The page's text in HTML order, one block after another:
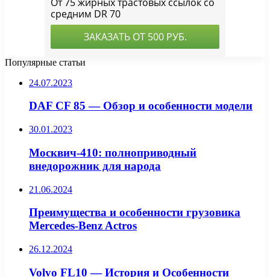
Популярные статьи
24.07.2023
DAF CF 85 — Обзор и особенности модели
30.01.2023
Москвич-410: полноприводный
внедорожник для народа
21.06.2024
Преимущества и особенности грузовика
Mercedes-Benz Actros
26.12.2024
Volvo FL10 — История и Особенности